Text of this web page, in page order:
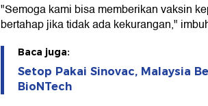
"Semoga kami bisa memberikan vaksin
bertahap jika tidak ada kekurangan,"
Baca juga:
Setop Pakai Sinovac, Malaysia
BioNTech